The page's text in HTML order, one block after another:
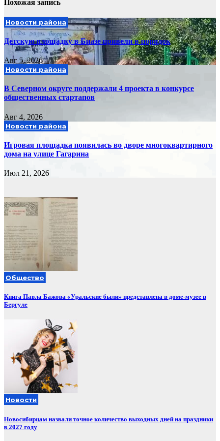
Похожая запись
Новости района
Детскую площадку в Биазе привели в порядок
Авг 5, 2026
Новости района
В Северном округе поддержали 4 проекта в конкурсе
общественных стартапов
Авг 4, 2026
Новости района
Игровая площадка появилась во дворе многоквартирного
дома на улице Гагарина
Июл 21, 2026
Общество
Книга Павла Бажова «Уральские были» представлена в доме-музее в
Бергуле
Новости
Новосибирцам назвали точное количество выходных дней на праздники
в 2027 году